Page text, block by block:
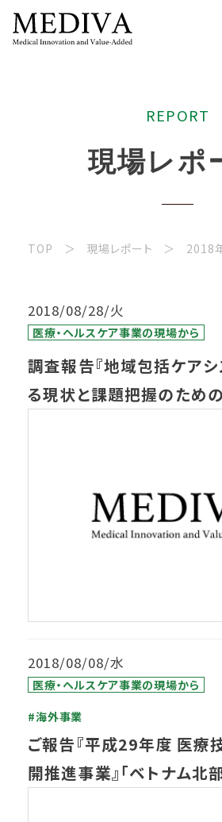
REPORT
現場レポ
TOP 現場レポート 2018
2018/08/28/火
医療・ヘルスケア事業の現場から
調査報告『地域包括ケア
る現状と課題把握のため
2018/08/08/水
医療・ヘルスケア事業の現場から
#海外事業
ご報告『平成29年度 医療
開推進事業』「ベトナム北